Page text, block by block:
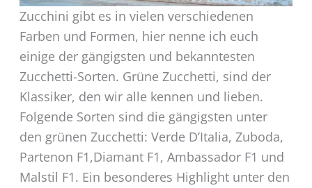
Zucchini gibt es in vielen verschiedenen
Farben und Formen, hier nenne ich euch
einige der gängigsten und bekanntesten
Zucchetti-Sorten. Grüne Zucchetti, sind der
Klassiker, den wir alle kennen und lieben.
Folgende Sorten sind die gängigsten unter
den grünen Zucchetti: Verde D’Italia, Zuboda,
Partenon F1,Diamant F1, Ambassador F1 und
Malstil F1. Ein besonderes Highlight unter den